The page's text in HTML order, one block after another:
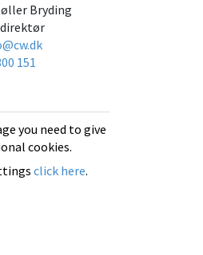
Bryding
151
you need to give
cookies.
click here.